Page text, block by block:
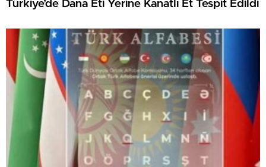
Türkiye’de Dana Eti Yerine Kanatlı Et Tespit Edildi